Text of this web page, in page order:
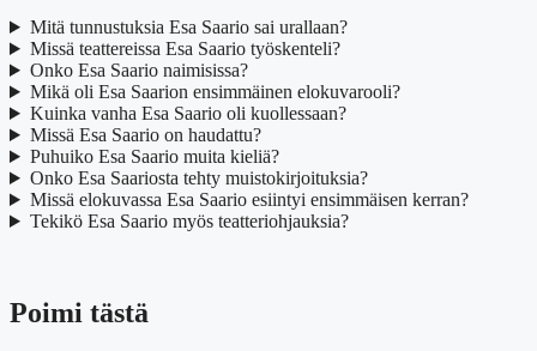
Mitä tunnustuksia Esa Saario sai urallaan?
Missä teattereissa Esa Saario työskenteli?
Onko Esa Saario naimisissa?
Mikä oli Esa Saarion ensimmäinen elokuvarooli?
Kuinka vanha Esa Saario oli kuollessaan?
Missä Esa Saario on haudattu?
Puhuiko Esa Saario muita kieliä?
Onko Esa Saariosta tehty muistokirjoituksia?
Missä elokuvassa Esa Saario esiintyi ensimmäisen kerran?
Tekikö Esa Saario myös teatteriohjauksia?
Poimi tästä